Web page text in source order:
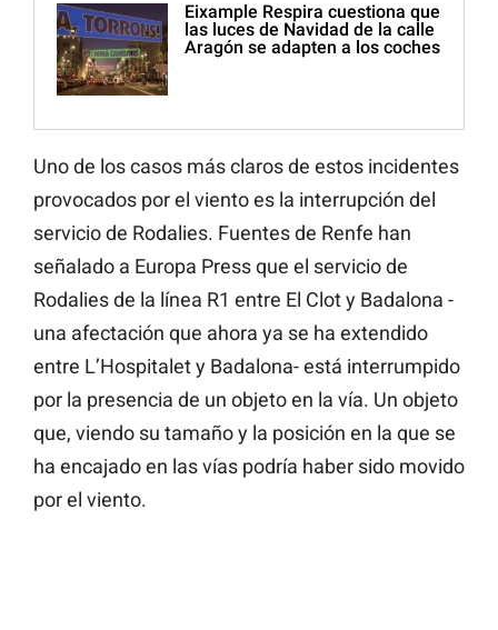
Eixample Respira cuestiona que
las luces de Navidad de la calle
Aragón se adapten a los coches
Uno de los casos más claros de estos incidentes
provocados por el viento es la interrupción del
servicio de Rodalies. Fuentes de Renfe han
señalado a Europa Press que el servicio de
Rodalies de la línea R1 entre El Clot y Badalona -
una afectación que ahora ya se ha extendido
entre L’Hospitalet y Badalona- está interrumpido
por la presencia de un objeto en la vía. Un objeto
que, viendo su tamaño y la posición en la que se
ha encajado en las vías podría haber sido movido
por el viento.